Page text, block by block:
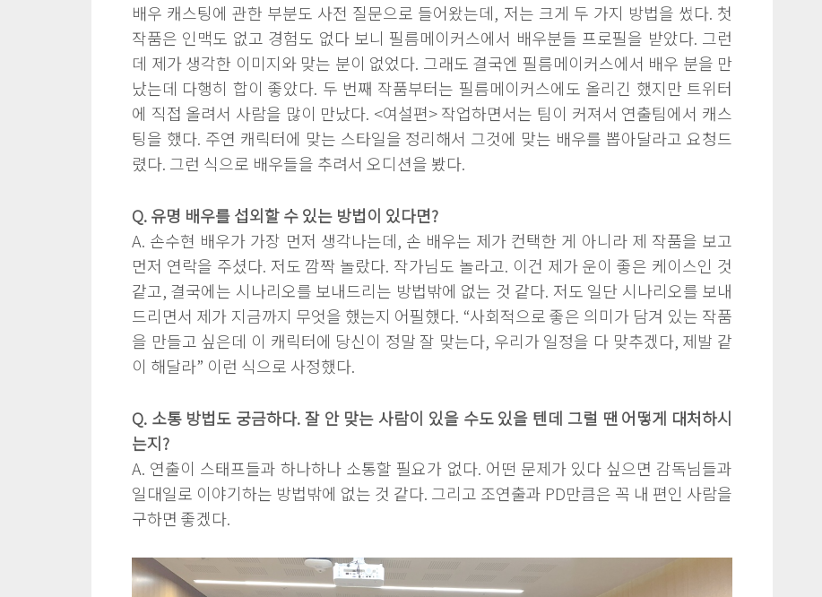
배우 캐스팅에 관한 부분도 사전 질문으로 들어왔는데, 저는 크게 두 가지 방법을 썼다. 첫
작품은 인맥도 없고 경험도 없다 보니 필름메이커스에서 배우분들 프로필을 받았다. 그런
데 제가 생각한 이미지와 맞는 분이 없었다. 그래도 결국엔 필름메이커스에서 배우 분을 만
났는데 다행히 합이 좋았다. 두 번째 작품부터는 필름메이커스에도 올리긴 했지만 트위터
에 직접 올려서 사람을 많이 만났다. <여설편> 작업하면서는 팀이 커져서 연출팀에서 캐스
팅을 했다. 주연 캐릭터에 맞는 스타일을 정리해서 그것에 맞는 배우를 뽑아달라고 요청드
렸다. 그런 식으로 배우들을 추려서 오디션을 봤다.
Q. 유명 배우를 섭외할 수 있는 방법이 있다면?
A. 손수현 배우가 가장 먼저 생각나는데, 손 배우는 제가 컨택한 게 아니라 제 작품을 보고
먼저 연락을 주셨다. 저도 깜짝 놀랐다. 작가님도 놀라고. 이건 제가 운이 좋은 케이스인 것
같고, 결국에는 시나리오를 보내드리는 방법밖에 없는 것 같다. 저도 일단 시나리오를 보내
드리면서 제가 지금까지 무엇을 했는지 어필했다. “사회적으로 좋은 의미가 담겨 있는 작품
을 만들고 싶은데 이 캐릭터에 당신이 정말 잘 맞는다, 우리가 일정을 다 맞추겠다, 제발 같
이 해달라” 이런 식으로 사정했다.
Q. 소통 방법도 궁금하다. 잘 안 맞는 사람이 있을 수도 있을 텐데 그럴 땐 어떻게 대처하시
는지?
A. 연출이 스태프들과 하나하나 소통할 필요가 없다. 어떤 문제가 있다 싶으면 감독님들과
일대일로 이야기하는 방법밖에 없는 것 같다. 그리고 조연출과 PD만큼은 꼭 내 편인 사람을
구하면 좋겠다.